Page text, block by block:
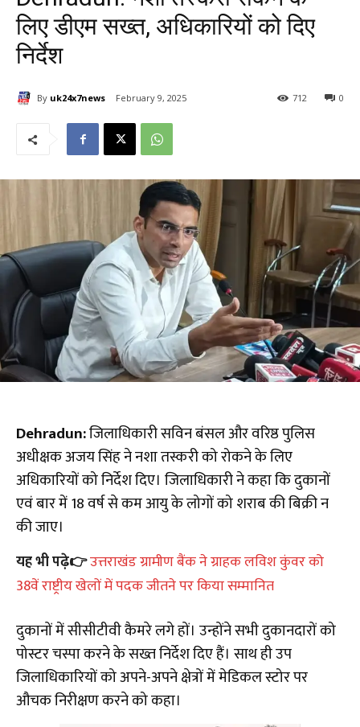
लिए डीएम सख्त, अधिकारियों को दिए
निर्देश
By uk24x7news February 9, 2025 0
712
Dehradun:जिलाधिकारी सविन बंसल और वरिष्ठ पुलिस
अधीक्षक अजय सिंह ने नशा तस्करी को रोकने के लिए
अधिकारियों को निर्देश दिए। जिलाधिकारी ने कहा कि दुकानों
एवं बार में 18 वर्ष से कम आयु के लोगों को शराब की बिक्री न
की जाए।
यह भी पढ़े👉उत्तराखंड ग्रामीण बैंक ने ग्राहक लविश कुंवर को
38वें राष्ट्रीय खेलों में पदक जीतने पर किया सम्मानित
दुकानों में सीसीटीवी कैमरे लगे हों। उन्होंने सभी दुकानदारों को
पोस्टर चस्पा करने के सख्त निर्देश दिए हैं। साथ ही उप
जिलाधिकारियों को अपने-अपने क्षेत्रों में मेडिकल स्टोर पर
औचक निरीक्षण करने को कहा।